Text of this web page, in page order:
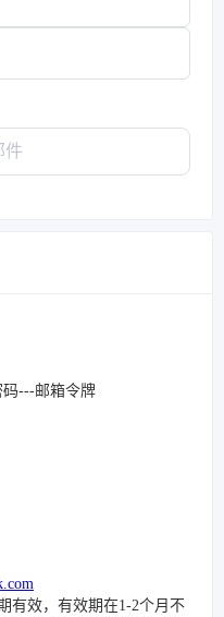
---邮箱令牌
有效，有效期在1-2个月不